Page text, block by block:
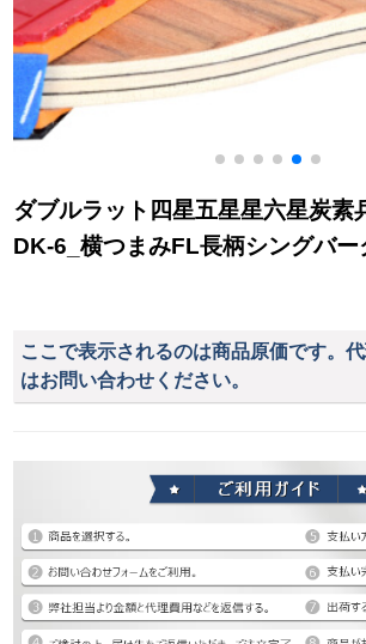
ダブルラット四星五星星六星炭素
DK-6_横つまみFL長柄シングバー
ここで表示されるのは商品原価です。
はお問い合わせください。